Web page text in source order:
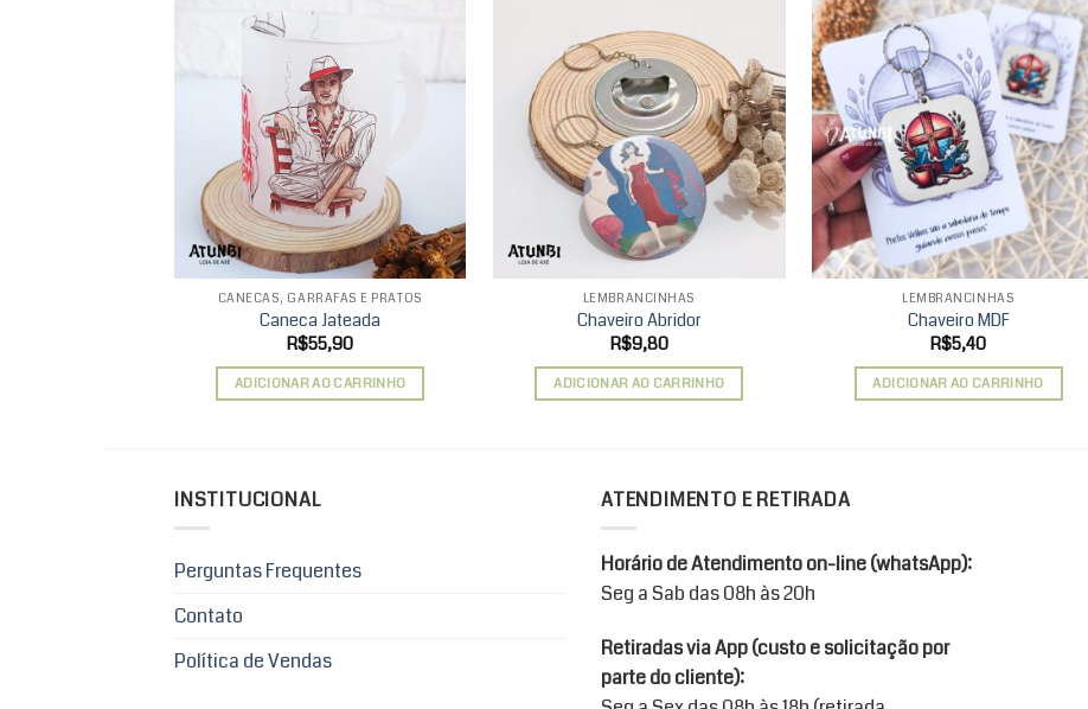
CANECAS, GARRAFAS E PRATOS
Caneca Jateada
R$55,90
ADICIONAR AO CARRINHO
Add to
wishlist
LEMBRANCINHAS
Chaveiro Abridor
R$9,80
ADICIONAR AO CARRINHO
Add to
wishlist
LEMBRANCINHAS
Chaveiro MDF
R$5,40
ADICIONAR AO CARRINHO
INSTITUCIONAL
Perguntas Frequentes
Contato
Política de Vendas
ATENDIMENTO E RETIRADA
Horário de Atendimento on-line (whatsApp):
Seg a Sab das 08h às 20h
Retiradas via App (custo e solicitação por
parte do cliente):